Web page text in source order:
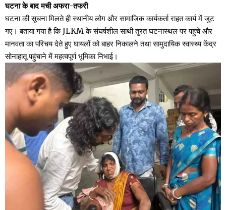
घटना के बाद मची अफरा-तफरी
घटना की सूचना मिलते ही स्थानीय लोग और सामाजिक कार्यकर्ता राहत कार्य में जुट
गए। बताया गया है कि JLKM के संघर्षशील साथी तुरंत घटनास्थल पर पहुंचे और
मानवता का परिचय देते हुए घायलों को बाहर निकालने तथा सामुदायिक स्वास्थ्य केंद्र
सोनाहातू पहुंचाने में महत्वपूर्ण भूमिका निभाई।